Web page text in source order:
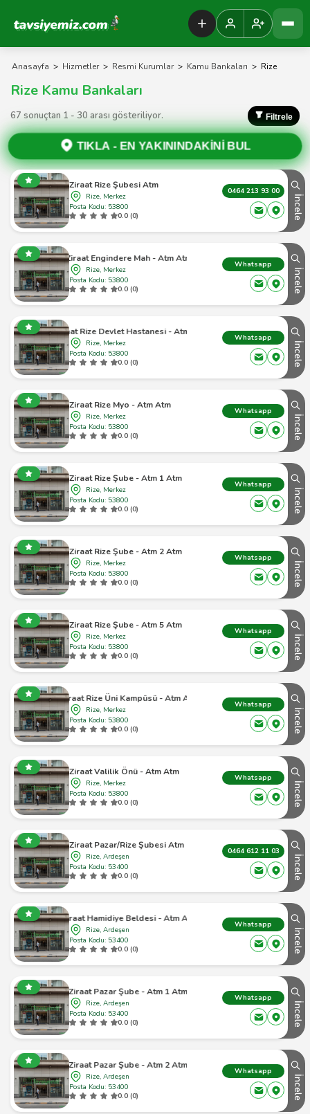
Tavsiyemiz Anasayfa
Anasayfa > Hizmetler > Resmi Kurumlar > Kamu Bankaları > Rize
Rize Kamu Bankaları
67 sonuçtan 1 - 30 arası gösteriliyor. Filtrele
TIKLA - EN YAKININDAKİNİ BUL
Ziraat Rize Şubesi Atm
Rize, Merkez
Posta Kodu: 53800
0.0 (0)
0464 213 93 00
İncele
Ziraat Engindere Mah - Atm Atm
Rize, Merkez
Posta Kodu: 53800
0.0 (0)
Whatsapp
İncele
Ziraat Rize Devlet Hastanesi - Atm Atm
Rize, Merkez
Posta Kodu: 53800
0.0 (0)
Whatsapp
İncele
Ziraat Rize Myo - Atm Atm
Rize, Merkez
Posta Kodu: 53800
0.0 (0)
Whatsapp
İncele
Ziraat Rize Şube - Atm 1 Atm
Rize, Merkez
Posta Kodu: 53800
0.0 (0)
Whatsapp
İncele
Ziraat Rize Şube - Atm 2 Atm
Rize, Merkez
Posta Kodu: 53800
0.0 (0)
Whatsapp
İncele
Ziraat Rize Şube - Atm 5 Atm
Rize, Merkez
Posta Kodu: 53800
0.0 (0)
Whatsapp
İncele
Ziraat Rize Üni Kampüsü - Atm Atm
Rize, Merkez
Posta Kodu: 53800
0.0 (0)
Whatsapp
İncele
Ziraat Valilik Önü - Atm Atm
Rize, Merkez
Posta Kodu: 53800
0.0 (0)
Whatsapp
İncele
Ziraat Pazar/Rize Şubesi Atm
Rize, Ardeşen
Posta Kodu: 53400
0.0 (0)
0464 612 11 03
İncele
Ziraat Hamidiye Beldesi - Atm Atm
Rize, Ardeşen
Posta Kodu: 53400
0.0 (0)
Whatsapp
İncele
Ziraat Pazar Şube - Atm 1 Atm
Rize, Ardeşen
Posta Kodu: 53400
0.0 (0)
Whatsapp
İncele
Ziraat Pazar Şube - Atm 2 Atm
Rize, Ardeşen
Posta Kodu: 53400
0.0 (0)
Whatsapp
İncele